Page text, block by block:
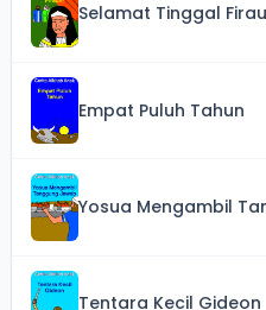
Selamat Tinggal
Empat Puluh Tahun
Yosua Mengambil
Tentara Kecil Gideon